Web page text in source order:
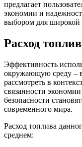
предлагает
экономии и
выбором для широкой
Расход
Эффективность
окружающую среду –
рассмотреть в
связанности
безопасности
современного мира.
Расход топлива
среднем: